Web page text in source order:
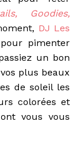
Goodies,
DJ Les
pimenter
un bon
plus beaux
de soleil les
colorées et
vous vous